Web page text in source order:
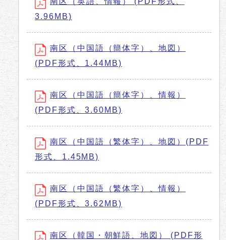
3.96MB)
南区（中国語（簡体字）、地図）
(PDF形式、1.44MB)
南区（中国語（簡体字）、情報）
(PDF形式、3.60MB)
南区（中国語（繁体字）、地図）(PDF
形式、1.45MB)
南区（中国語（繁体字）、情報）
(PDF形式、3.62MB)
南区（韓国・朝鮮語、地図） (PDF形